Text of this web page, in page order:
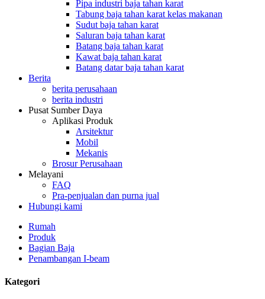
Pipa industri baja tahan karat
Tabung baja tahan karat kelas makanan
Sudut baja tahan karat
Saluran baja tahan karat
Batang baja tahan karat
Kawat baja tahan karat
Batang datar baja tahan karat
Berita
berita perusahaan
berita industri
Pusat Sumber Daya
Aplikasi Produk
Arsitektur
Mobil
Mekanis
Brosur Perusahaan
Melayani
FAQ
Pra-penjualan dan purna jual
Hubungi kami
Rumah
Produk
Bagian Baja
Penambangan I-beam
Kategori